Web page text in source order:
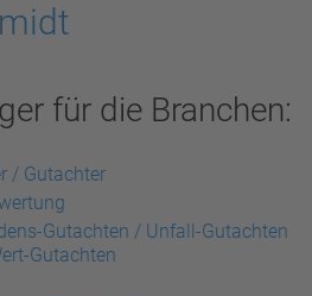
für die Branchen:
/ Gutachter
Gutachten / Unfall-Gutachten
Gutachten